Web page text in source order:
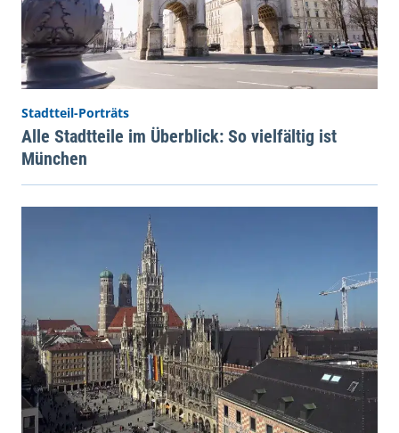
Stadtteil-Porträts
Alle Stadtteile im Überblick: So vielfältig ist
München